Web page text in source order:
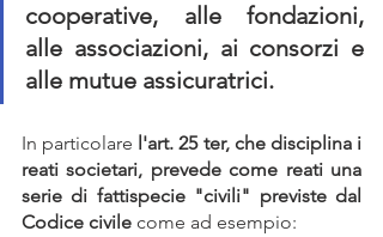
cooperative, alle fondazioni,
alle associazioni, ai consorzi e
alle mutue assicuratrici.
In particolare l'art. 25 ter, che disciplina i
reati societari, prevede come reati una
serie di fattispecie "civili" previste dal
Codice civile come ad esempio: